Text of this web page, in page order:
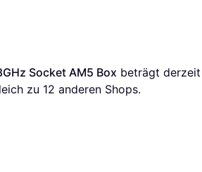
Socket AM5 Box
zu 12 anderen Shops.